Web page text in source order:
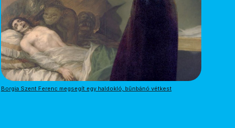
Borgia Szent Ferenc megsegít egy haldokló, bűnbánó vétkest